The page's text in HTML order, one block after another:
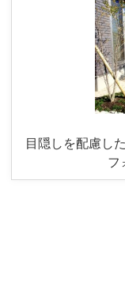
目隠しを配慮し
フ